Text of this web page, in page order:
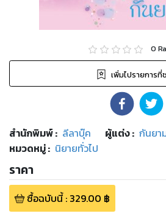
0
เพิ่มไปรายการที่
สำนักพิมพ์: ลีลาบุ๊ค ผู้แต่ง : กันยา
หมวดหมู่: นิยายทั่วไป
ราคา
ซื้อฉบับนี้: 329.00 ฿